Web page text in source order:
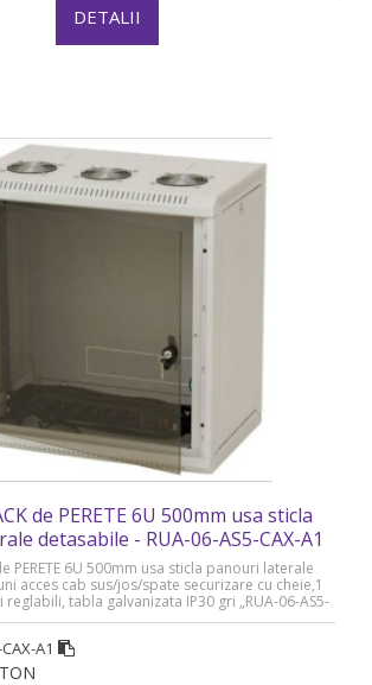
DETALII
de PERETE 6U 500mm usa sticla
detasabile - RUA-06-AS5-CAX-A1
PERETE 6U 500mm usa sticla panouri laterale
acces cab sus/jos/spate securizare cu cheie,1
tabla galvanizata IP30 gri „RUA-06-AS5-
CAX-A1”
A1